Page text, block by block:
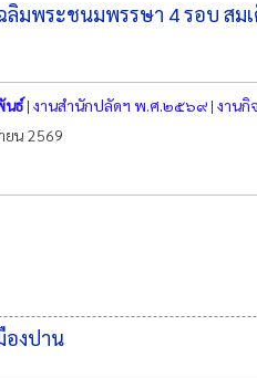
ลิมพระชนมพรรษา 4 รอบ สม
นธ์| งานสำนักปลัดฯ พ.ศ.๒๕๖๙| งานกิ
ยน 2569
องปาน